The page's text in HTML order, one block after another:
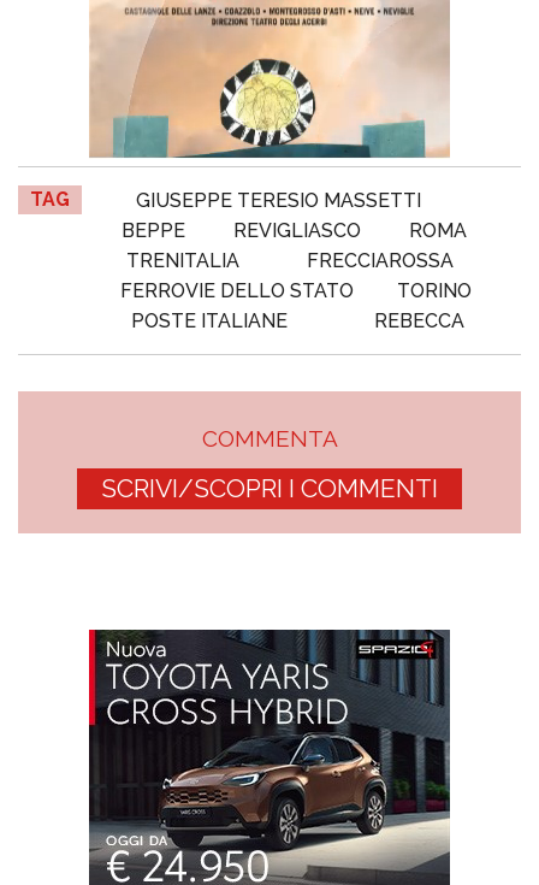
TAG
GIUSEPPE TERESIO MASSETTI
BEPPE
REVIGLIASCO
ROMA
TRENITALIA
FRECCIAROSSA
FERROVIE DELLO STATO
TORINO
POSTE ITALIANE
REBECCA
COMMENTA
SCRIVI/SCOPRI I COMMENTI